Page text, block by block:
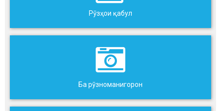
Рӯзҳои қабул
Ба рӯзноманигорон